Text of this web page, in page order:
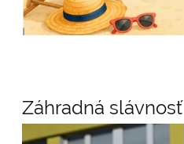
Záhradná slávnosť